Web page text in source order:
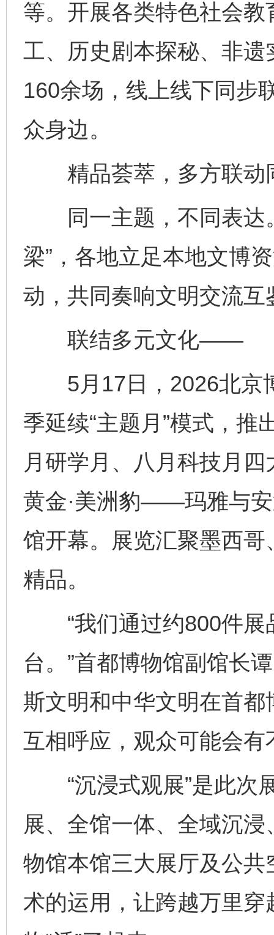
等。开展各类特色社会
工、历史剧本探秘、非
160余场，线上线下同步
众身边。
精品荟萃，多方联动
同一主题，不同表达
梁”，各地立足本地文博
动，共同奏响文明交流互
联结多元文化——
5月17日，2026北京
季延续“主题月”模式，
月研学月、八月科技月四
黄金·美洲豹——玛雅与安
馆开幕。展览汇聚墨西
精品。
“我们通过约800件展
台。”首都博物馆副馆长
斯文明和中华文明在首
互相呼应，观众可能会有
“沉浸式观展”是此次
展、全馆一体、全域沉
物馆本馆三大展厅及公
术的运用，让跨越万里